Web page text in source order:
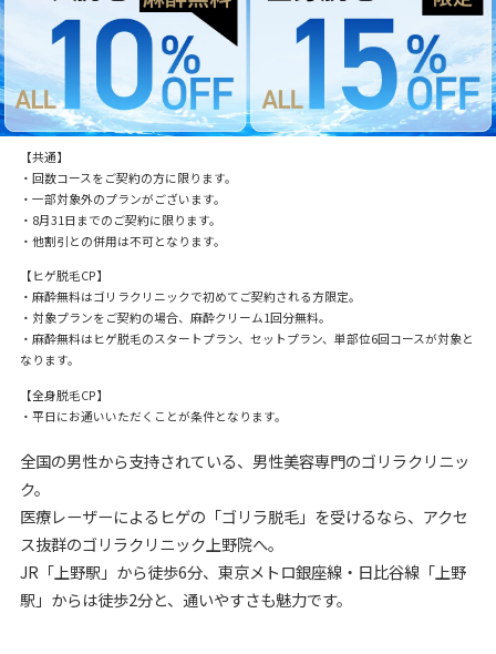
【共通】
・回数コースをご契約の方に限ります。
・一部対象外のプランがございます。
・8月31日までのご契約に限ります。
・他割引との併用は不可となります。
【ヒゲ脱毛CP】
・麻酔無料はゴリラクリニックで初めてご契約される方限定。
・対象プランをご契約の場合、麻酔クリーム1回分無料。
・麻酔無料はヒゲ脱毛のスタートプラン、セットプラン、単部位6回コースが対象と
なります。
【全身脱毛CP】
・平日にお通いいただくことが条件となります。
全国の男性から支持されている、男性美容専門のゴリラクリニッ
ク。
医療レーザーによるヒゲの「ゴリラ脱毛」を受けるなら、アクセ
ス抜群のゴリラクリニック上野院へ。
JR「上野駅」から徒歩6分、東京メトロ銀座線・日比谷線「上野
駅」からは徒歩2分と、通いやすさも魅力です。